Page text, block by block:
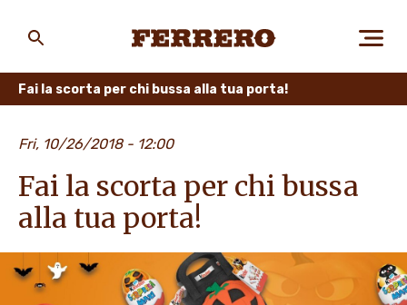
PERSONE E AMBIENTE
I NOSTRI PRODOTTI
main
Fai la scorta per chi bussa alla tua porta!
Fri, 10/26/2018 - 12:00
Fai la scorta per chi bussa
alla tua porta!